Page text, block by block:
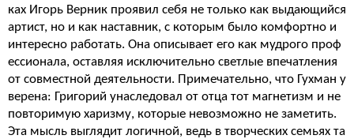
ках Игорь Верник проявил себя не только как выдающийся
артист, но и как наставник, с которым было комфортно и
интересно работать. Она описывает его как мудрого проф
ессионала, оставляя исключительно светлые впечатления
от совместной деятельности. Примечательно, что Гухман у
верена: Григорий унаследовал от отца тот магнетизм и не
повторимую харизму, которые невозможно не заметить.
Эта мысль выглядит логичной, ведь в творческих семьях та